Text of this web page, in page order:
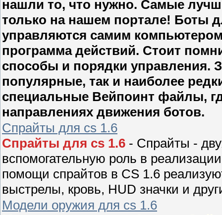
нашли то, что нужно. Самые
только на нашем портале! Боты
управляются самим
программа действий. Стоит
способы и порядки управления.
популярные, так и наиболее
специальные Вейпоинт файлы,
направлениях движения ботов.
Спрайты для cs 1.6
Спрайты для cs 1.6 - Спрайты -
вспомогательную роль в
помощи спрайтов в CS 1.6
выстрелы, кровь, HUD значки и
Модели оружия для cs 1.6